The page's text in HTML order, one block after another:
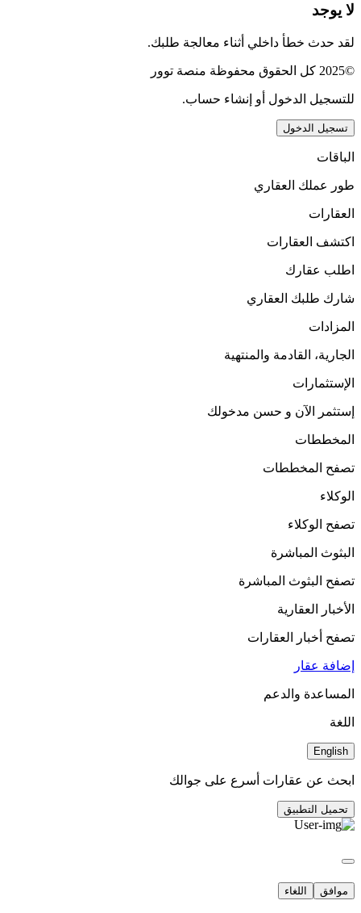
لا يوجد
لقد حدث خطأ داخلي أثناء معالجة طلبك.
©2025 كل الحقوق محفوظة منصة توور
للتسجيل الدخول أو إنشاء حساب.
تسجيل الدخول
الباقات
طور عملك العقاري
العقارات
اكتشف العقارات
اطلب عقارك
شارك طلبك العقاري
المزادات
الجارية، القادمة والمنتهية
الإستثمارات
إستثمر الآن و حسن مدخولك
المخططات
تصفح المخططات
الوكلاء
تصفح الوكلاء
البثوث المباشرة
تصفح البثوث المباشرة
الأخبار العقارية
تصفح أخبار العقارات
إضافة عقار
المساعدة والدعم
اللغة
English
ابحث عن عقارات أسرع على جوالك
تحميل التطبيق
موافق اللغاء